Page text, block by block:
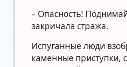
– Опасность!
закричала стража.
Испуганные люди
каменные приступки,